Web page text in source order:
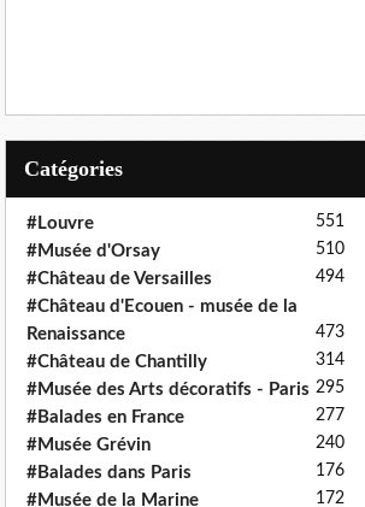
Catégories
#Louvre 551
#Musée d'Orsay 510
#Château de Versailles 494
#Château d'Ecouen - musée de la
Renaissance
473
#Château de Chantilly 314
#Musée des Arts décoratifs - Paris 295
#Balades en France 277
#Musée Grévin 240
#Balades dans Paris 176
#Musée de la Marine 172